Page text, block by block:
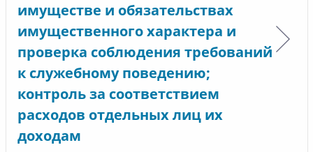
имуществе и обязательствах
имущественного характера и
проверка соблюдения требований
к служебному поведению;
контроль за соответствием
расходов отдельных лиц их
доходам